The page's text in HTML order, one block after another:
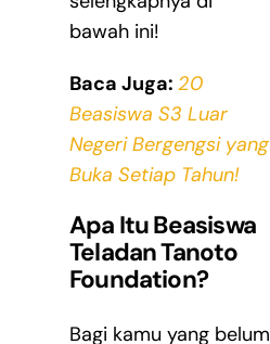
bawah ini!
Baca Juga: 20
Beasiswa S3 Luar
Negeri Bergengsi yang
Buka Setiap Tahun!
Apa Itu Beasiswa
Teladan Tanoto
Foundation?
Bagi kamu yang belum